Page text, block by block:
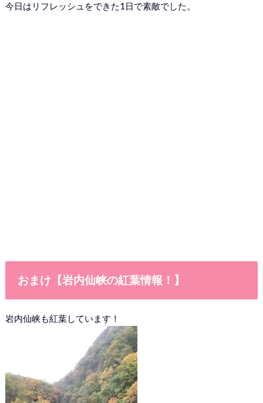
今日はリフレッシュをできた1日で素敵でした。
おまけ【岩内仙峡の紅葉情報！】
岩内仙峡も紅葉しています！